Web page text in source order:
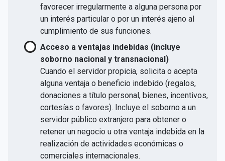
favorecer irregularmente a alguna persona por
un interés particular o por un interés ajeno al
cumplimiento de sus funciones.
Acceso a ventajas indebidas (incluye
soborno nacional y transnacional)
Cuando el servidor propicia, solicita o acepta
alguna ventaja o beneficio indebido (regalos,
donaciones a título personal, bienes, incentivos,
cortesías o favores). Incluye el soborno a un
servidor público extranjero para obtener o
retener un negocio u otra ventaja indebida en la
realización de actividades económicas o
comerciales internacionales.